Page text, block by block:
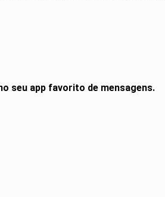
seu app favorito de mensagens.